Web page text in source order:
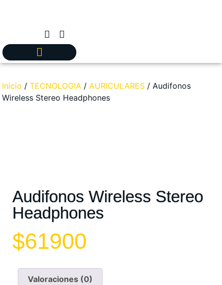
Inicio / TECNOLOGIA / AURICULARES / Audifonos
Wireless Stereo Headphones
Audifonos Wireless Stereo
Headphones
$61900
Valoraciones (0)